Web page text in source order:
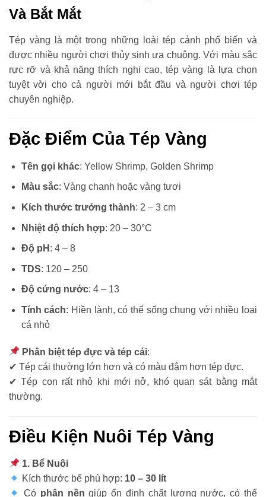
Và Bắt Mắt
Tép vàng là một trong những loài tép cảnh phổ biến và
được nhiều người chơi thủy sinh ưa chuộng. Với màu sắc
rực rỡ và khả năng thích nghi cao, tép vàng là lựa chọn
tuyệt vời cho cả người mới bắt đầu và người chơi tép
chuyên nghiệp.
Đặc Điểm Của Tép Vàng
Tên gọi khác: Yellow Shrimp, Golden Shrimp
Màu sắc: Vàng chanh hoặc vàng tươi
Kích thước trưởng thành: 2 – 3 cm
Nhiệt độ thích hợp: 20 – 30°C
Độ pH : 4 – 8
TDS: 120 – 250
Độ cứng nước: 4 – 13
Tính cách: Hiền lành, có thể sống chung với nhiều loại
cá nhỏ
Phân biệt tép đực và tép cái:
✔ Tép cái thường lớn hơn và có màu đậm hơn tép đực.
✔ Tép con rất nhỏ khi mới nở, khó quan sát bằng mắt
thường.
Điều Kiện Nuôi Tép Vàng
1. Bể Nuôi
Kích thước bể phù hợp: 10 – 30 lít
Có phân nền giúp ổn định chất lượng nước, có thể